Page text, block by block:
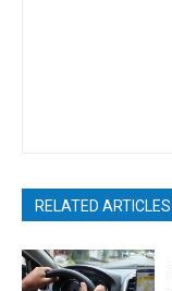
RELATED ARTICLES